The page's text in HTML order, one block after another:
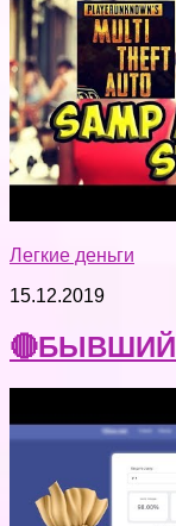
Легкие деньги
15.12.2019
🔴БЫВШИЙ